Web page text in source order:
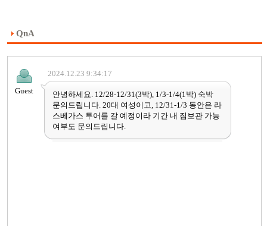
QnA
Guest
2024.12.23 9:34:17
안녕하세요. 12/28-12/31(3박), 1/3-1/4(1박) 숙박
문의드립니다. 20대 여성이고, 12/31-1/3 동안은 라
스베가스 투어를 갈 예정이라 기간 내 짐보관 가능
여부도 문의드립니다.